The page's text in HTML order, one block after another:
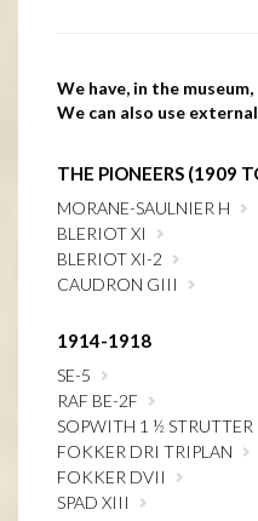
We have, in the
We can also use
THE PIONEERS (1909
MORANE-SAULNIER H
BLERIOT XI
BLERIOT XI-2
CAUDRON GIII
1914-1918
SE-5
RAF BE-2F
SOPWITH 1 ½ STRUTTER
FOKKER DRI TRIPLAN
FOKKER DVII
SPAD XIII